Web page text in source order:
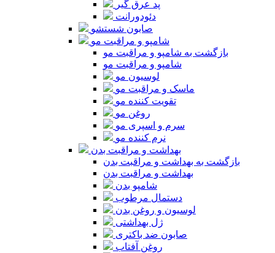
پد عرق گیر
دئودورانت
صابون شستشو
شامپو و مراقبت مو
بازگشت به شامپو و مراقبت مو
شامپو و مراقبت مو
لوسیون مو
ماسک و مراقبت مو
تقویت کننده مو
روغن مو
سرم و اسپری مو
نرم کننده مو
بهداشت و مراقبت بدن
بازگشت به بهداشت و مراقبت بدن
بهداشت و مراقبت بدن
شامپو بدن
دستمال مرطوب
لوسیون و روغن بدن
ژل بهداشتی
صابون ضد باکتری
روغن آفتاب